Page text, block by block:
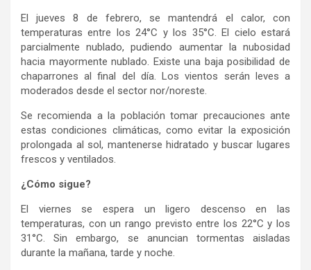
El jueves 8 de febrero, se mantendrá el calor, con
temperaturas entre los 24°C y los 35°C. El cielo estará
parcialmente nublado, pudiendo aumentar la nubosidad
hacia mayormente nublado. Existe una baja posibilidad de
chaparrones al final del día. Los vientos serán leves a
moderados desde el sector nor/noreste.
Se recomienda a la población tomar precauciones ante
estas condiciones climáticas, como evitar la exposición
prolongada al sol, mantenerse hidratado y buscar lugares
frescos y ventilados.
¿Cómo sigue?
El viernes se espera un ligero descenso en las
temperaturas, con un rango previsto entre los 22°C y los
31°C. Sin embargo, se anuncian tormentas aisladas
durante la mañana, tarde y noche.